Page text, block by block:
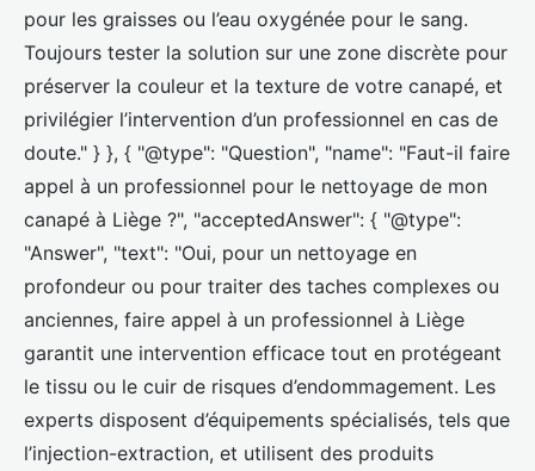
pour les graisses ou l’eau oxygénée pour le sang.
Toujours tester la solution sur une zone discrète pour
préserver la couleur et la texture de votre canapé, et
privilégier l’intervention d’un professionnel en cas de
doute." } }, { "@type": "Question", "name": "Faut-il faire
appel à un professionnel pour le nettoyage de mon
canapé à Liège ?", "acceptedAnswer": { "@type":
"Answer", "text": "Oui, pour un nettoyage en
profondeur ou pour traiter des taches complexes ou
anciennes, faire appel à un professionnel à Liège
garantit une intervention efficace tout en protégeant
le tissu ou le cuir de risques d’endommagement. Les
experts disposent d’équipements spécialisés, tels que
l’injection-extraction, et utilisent des produits